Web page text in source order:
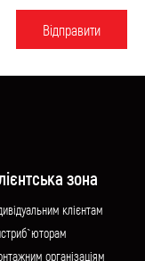
Вiдправити
зона
клієнтам
організаціям